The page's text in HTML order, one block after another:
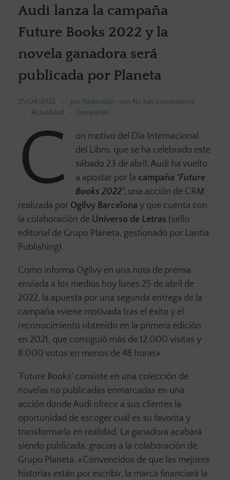
Audi lanza la campaña
Future Books 2022 y la
novela ganadora será
publicada por Planeta
25/04/2022 por Redacción con No hay comentarios
Actualidad
Campañas
C
on motivo del Día Internacional
del Libro, que se ha celebrado este
sábado 23 de abril, Audi ha vuelto
a apostar por la campaña ‘Future
Books 2022’, una acción de CRM
realizada por Ogilvy Barcelona y que cuenta con
la colaboración de Universo de Letras (sello
editorial de Grupo Planeta, gestionado por Lantia
Publishing).
Como informa Ogilvy en una nota de prensa
enviada a los medios hoy lunes 25 de abril de
2022, la apuesta por una segunda entrega de la
campaña «viene motivada tras el éxito y el
reconocimiento obtenido en la primera edición
en 2021, que consiguió más de 12.000 visitas y
8.000 votos en menos de 48 horas».
‘Future Books’ consiste en una colección de
novelas no publicadas enmarcadas en una
acción donde Audi ofrece a sus clientes la
oportunidad de escoger cuál es su favorita y
transformarla en realidad. La ganadora acabará
siendo publicada, gracias a la colaboración de
Grupo Planeta. «Convencidos de que las mejores
historias están por escribir, la marca financiará la